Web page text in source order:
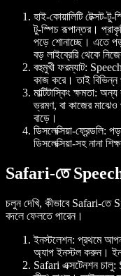
হাই-কোয়ালিটি টেক্সট-টু-
টু-স্পিচ রূপান্তর।
পড়ে শোনাচ্ছে। এতে
বড় লাইব্রেরি থেকে
বহুমুখী ফরম্যাট:
কাজ করে। তাই বিভিন্ন
মাল্টিটাস্কিং ক্ষমতা: অন্য
ভ্রমণ, বা কাজের মাঝেও
বাড়ে।
ডিসলেক্সিয়া-ফ্রেন্ডলি:
ডিসলেক্সিয়া-সহ নানা
Safari-তে
চলুন দেখি, কীভাবে Safari-তে
বদলে ফেলতে পারেন।
ইনস্টলেশন: প্রথমে
অ্যাপ ইনস্টল করুন।
Safari এক্সটেনশন চালু: